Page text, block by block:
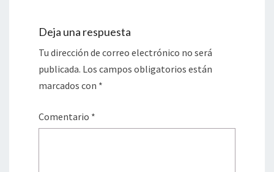
Deja una respuesta
Tu dirección de correo electrónico no será
publicada. Los campos obligatorios están
marcados con *
Comentario *